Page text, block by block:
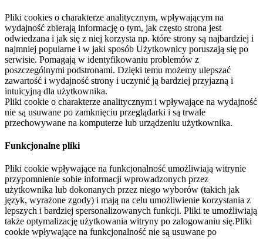
Pliki cookies o charakterze analitycznym, wpływającym na
wydajność zbierają informację o tym, jak często strona jest
odwiedzana i jak się z niej korzysta np. które strony są najbardziej i
najmniej popularne i w jaki sposób Użytkownicy poruszają się po
serwisie. Pomagają w identyfikowaniu problemów z
poszczególnymi podstronami. Dzięki temu możemy ulepszać
zawartość i wydajność strony i uczynić ją bardziej przyjazną i
intuicyjną dla użytkownika.
Pliki cookie o charakterze analitycznym i wpływające na wydajność
nie są usuwane po zamknięciu przeglądarki i są trwale
przechowywane na komputerze lub urządzeniu użytkownika.
Funkcjonalne pliki
Pliki cookie wpływające na funkcjonalność umożliwiają witrynie
przypomnienie sobie informacji wprowadzonych przez
użytkownika lub dokonanych przez niego wyborów (takich jak
język, wyrażone zgody) i mają na celu umożliwienie korzystania z
lepszych i bardziej spersonalizowanych funkcji. Pliki te umożliwiają
także optymalizację użytkowania witryny po zalogowaniu się.Pliki
cookie wpływające na funkcjonalność nie są usuwane po